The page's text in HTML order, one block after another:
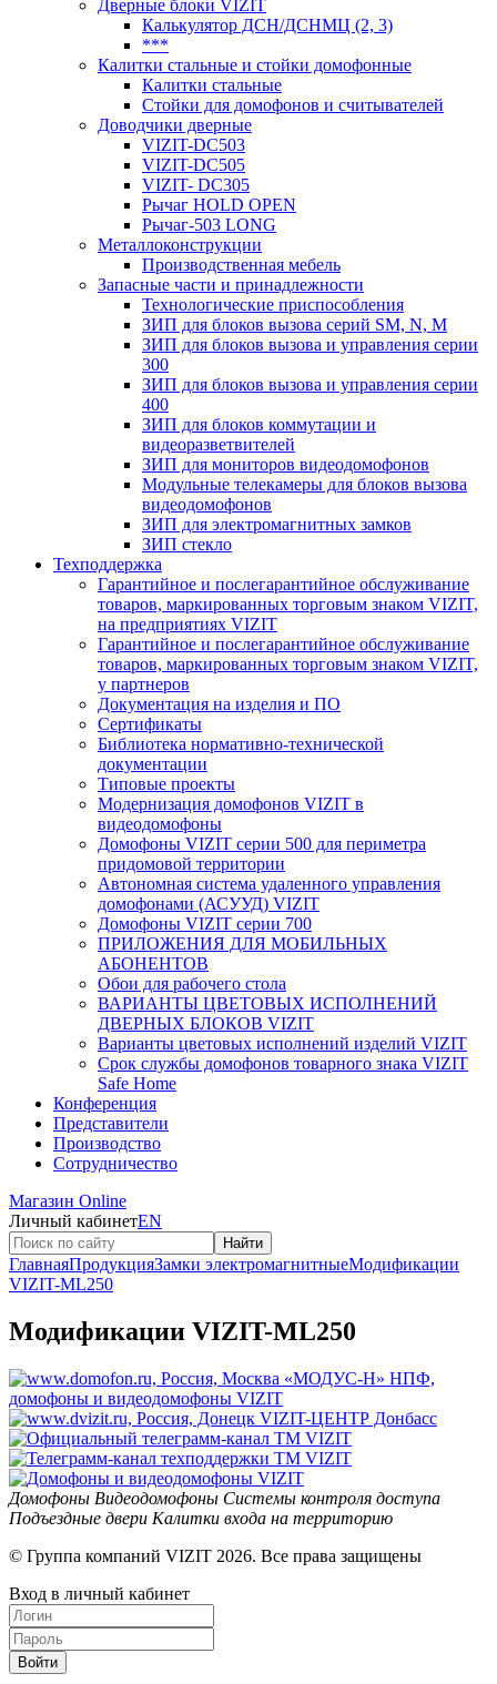
Дверные блоки VIZIT
Калькулятор ДСН/ДСНМЦ (2, 3)
***
Калитки стальные и стойки домофонные
Калитки стальные
Стойки для домофонов и считывателей
Доводчики дверные
VIZIT-DC503
VIZIT-DC505
VIZIT- DC305
Рычаг HOLD OPEN
Рычаг-503 LONG
Металлоконструкции
Производственная мебель
Запасные части и принадлежности
Технологические приспособления
ЗИП для блоков вызова серий SM, N, M
ЗИП для блоков вызова и управления серии
300
ЗИП для блоков вызова и управления серии
400
ЗИП для блоков коммутации и
видеоразветвителей
ЗИП для мониторов видеодомофонов
Модульные телекамеры для блоков вызова
видеодомофонов
ЗИП для электромагнитных замков
ЗИП стекло
Техподдержка
Гарантийное и послегарантийное обслуживание
товаров, маркированных торговым знаком VIZIT,
на предприятиях VIZIT
Гарантийное и послегарантийное обслуживание
товаров, маркированных торговым знаком VIZIT,
у партнеров
Документация на изделия и ПО
Сертификаты
Библиотека нормативно-технической
документации
Типовые проекты
Модернизация домофонов VIZIT в
видеодомофоны
Домофоны VIZIT серии 500 для периметра
придомовой территории
Автономная система удаленного управления
домофонами (АСУУД) VIZIT
Домофоны VIZIT серии 700
ПРИЛОЖЕНИЯ ДЛЯ МОБИЛЬНЫХ
АБОНЕНТОВ
Обои для рабочего стола
ВАРИАНТЫ ЦВЕТОВЫХ ИСПОЛНЕНИЙ
ДВЕРНЫХ БЛОКОВ VIZIT
Варианты цветовых исполнений изделий VIZIT
Срок службы домофонов товарного знака VIZIT
Safe Home
Конференция
Представители
Производство
Сотрудничество
Магазин Online
Личный кабинетEN
Найти
ГлавнаяПродукцияЗамки электромагнитныеМодификации
VIZIT-ML250
Модификации VIZIT-ML250
Домофоны Видеодомофоны Системы контроля доступа
Подъездные двери Калитки входа на территорию
© Группа компаний VIZIT 2026. Все права защищены
Вход в личный кабинет